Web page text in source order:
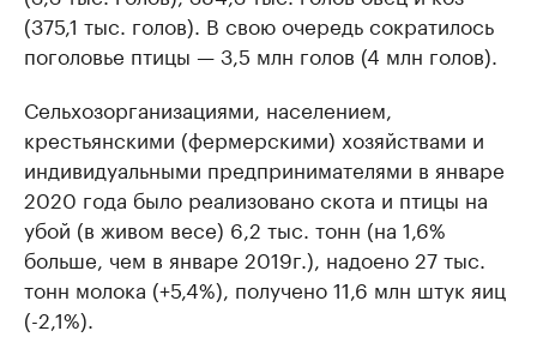
(375,1 тыс. голов). В свою очередь сократилось
поголовье птицы — 3,5 млн голов (4 млн голов).
Сельхозорганизациями, населением,
крестьянскими (фермерскими) хозяйствами и
индивидуальными предпринимателями в январе
2020 года было реализовано скота и птицы на
убой (в живом весе) 6,2 тыс. тонн (на 1,6%
больше, чем в январе 2019г.), надоено 27 тыс.
тонн молока (+5,4%), получено 11,6 млн штук яиц
(-2,1%).